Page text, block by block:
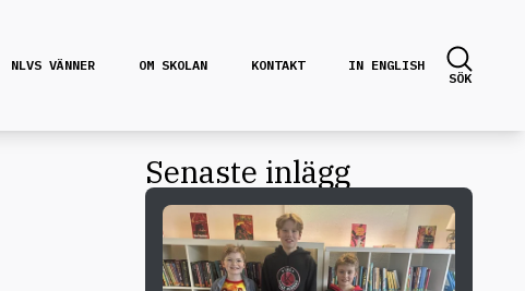
NLVS VÄNNER OM SKOLAN KONTAKT
IN ENGLISH
SÖK
Senaste inlägg